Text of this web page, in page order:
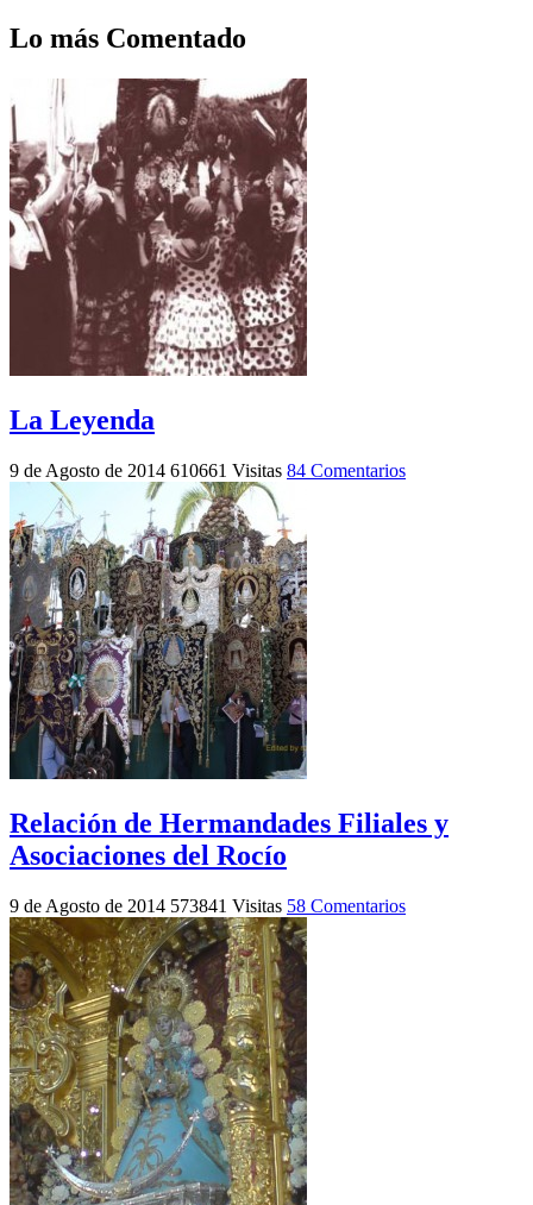
Lo más Comentado
La Leyenda
9 de Agosto de 2014 610661 Visitas 84 Comentarios
Relación de Hermandades Filiales y
Asociaciones del Rocío
9 de Agosto de 2014 573841 Visitas 58 Comentarios